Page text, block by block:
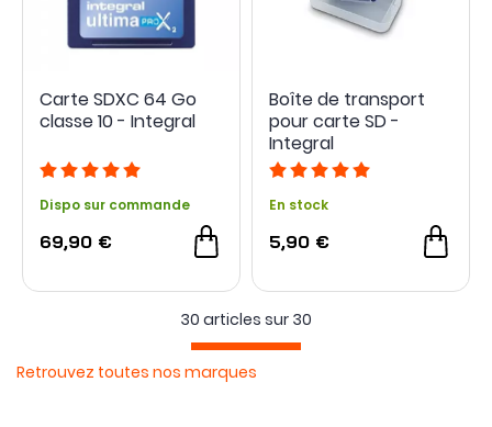
Carte SDXC 64 Go
classe 10 - Integral
Dispo sur commande
69,90 €
Boîte de transport
pour carte SD -
Integral
En stock
5,90 €
30 articles sur 30
Retrouvez toutes nos marques